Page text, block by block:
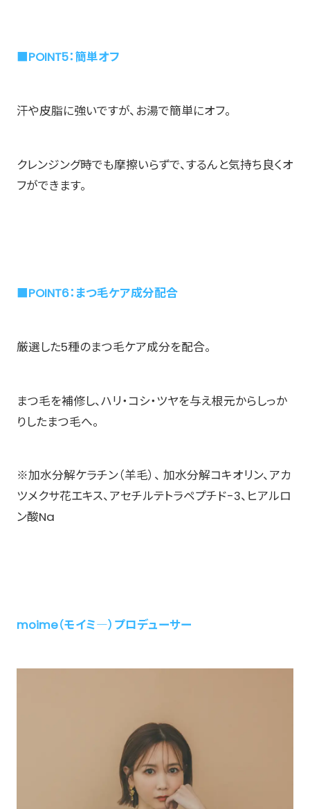
■POINT5：簡単オフ
汗や皮脂に強いですが、お湯で簡単にオフ。
クレンジング時でも摩擦いらずで、するんと気持ち良くオ
フができます。
■POINT6：まつ毛ケア成分配合
厳選した5種のまつ毛ケア成分を配合。
まつ毛を補修し、ハリ・コシ・ツヤを与え根元からしっか
りしたまつ毛へ。
※加水分解ケラチン（羊毛）、 加水分解コキオリン、アカ
ツメクサ花エキス、アセチルテトラペプチド-3、ヒアルロ
ン酸Na
moime（モイミ―）プロデューサー